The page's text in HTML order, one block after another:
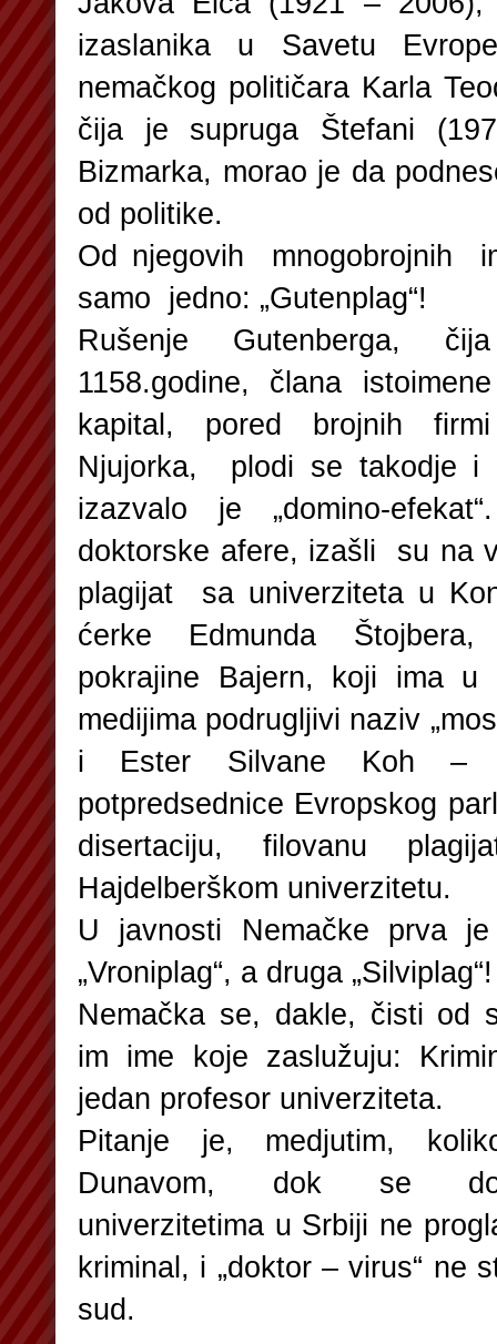
izaslanika u Savetu
nemačkog političara Karla
čija je supruga Štefani
Bizmarka, morao je da
od politike.
Od njegovih mnogobrojnih
samo jedno: „Gutenplag“!
Rušenje Gutenberga,
1158.godine, člana
kapital, pored brojnih
Njujorka, plodi se takodje i
izazvalo je „domino-
doktorske afere, izašli su na
plagijat sa univerziteta u
ćerke Edmunda Štojbera,
pokrajine Bajern, koji ima u
medijima podrugljivi naziv
i Ester Silvane Koh –
potpredsednice Evropskog
disertaciju, filovanu
Hajdelberškom univerzitetu.
U javnosti Nemačke prva je
„Vroniplag“, a druga „Silviplag“!
Nemačka se, dakle, čisti od
im ime koje zaslužuju:
jedan profesor univerziteta.
Pitanje je, medjutim,
Dunavom, dok se
univerzitetima u Srbiji ne
kriminal, i „doktor – virus“ ne
sud.